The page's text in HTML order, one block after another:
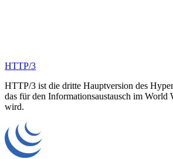
HTTP/3
HTTP/3 ist die dritte Hauptversion des
das für den Informationsaustausch im World
wird.